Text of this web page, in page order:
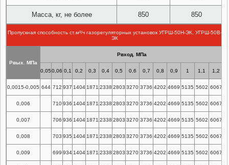
Масса, кг, не более 850 850
Пропускная способность ст.м³/ч газорегуляторных установок УГРШ-50Н-ЭК, УГРШ-50В-
ЭК
Рвых. МПа
Рвход. МПа
0,050,06 0,1 0,2 0,3 0,4 0,5 0,6 0,7 0,8 0,9 1 1,1 1,2
0,0015-0,005 644 712 937 1404 1871 2338 2803 3270 3736 4202 4669 5135 5602 6067
0,006 710 936 1404 1871 2338 2803 3270 3736 4202 4669 5135 5602 6067
0,007 706 936 1404 1871 2338 2803 3270 3736 4202 4669 5135 5602 6067
0,008 703 935 1404 1871 2338 2803 3270 3736 4202 4669 5135 5602 6067
0,009 699 934 1404 1871 2338 2803 3270 3736 4202 4669 5135 5602 6067